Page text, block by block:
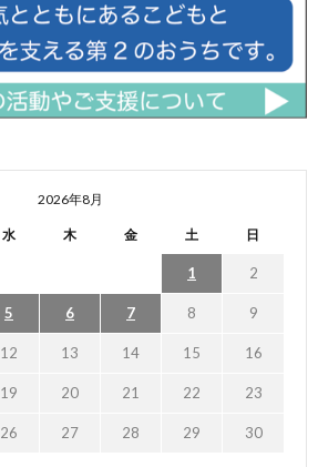
2026年8月
水 木 金 土 日
1 2
5 6 7 8 9
12 13 14 15 16
19 20 21 22 23
26 27 28 29 30